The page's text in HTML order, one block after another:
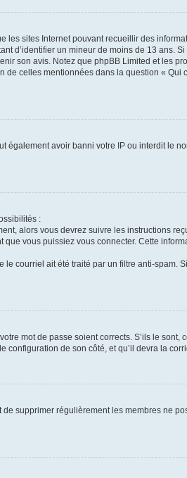
les sites Internet pouvant recueillir des
d’identifier un mineur de moins de 13 ans.
son avis. Notez que phpBB Limited et les
celles mentionnées dans la question «
avoir banni votre IP ou interdit le
:
alors vous devrez suivre les instructions
vous puissiez vous connecter. Cette
courriel ait été traité par un filtre anti-spam.
mot de passe soient corrects. S’ils le
configuration de son côté, et qu’il devra la
supprimer régulièrement les membres ne